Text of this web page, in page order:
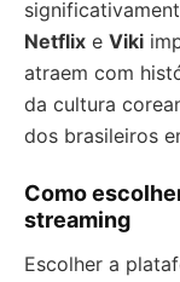
Netflix e Viki
atraem com
da cultura
dos brasileiros
Como
streaming
Escolher a